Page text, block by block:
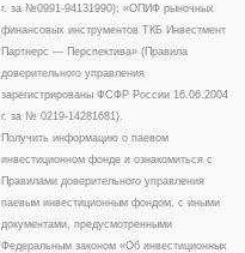
г. за №0991-94131990); «ОПИФ рыночных
финансовых инструментов ТКБ Инвестмент
Партнерс — Перспектива» (Правила
доверительного управления
зарегистрированы ФСФР России 16.06.2004
г. за № 0219-14281681).
Получить информацию о паевом
инвестиционном фонде и ознакомиться с
Правилами доверительного управления
паевым инвестиционным фондом, с иными
документами, предусмотренными
Федеральным законом «Об инвестиционных